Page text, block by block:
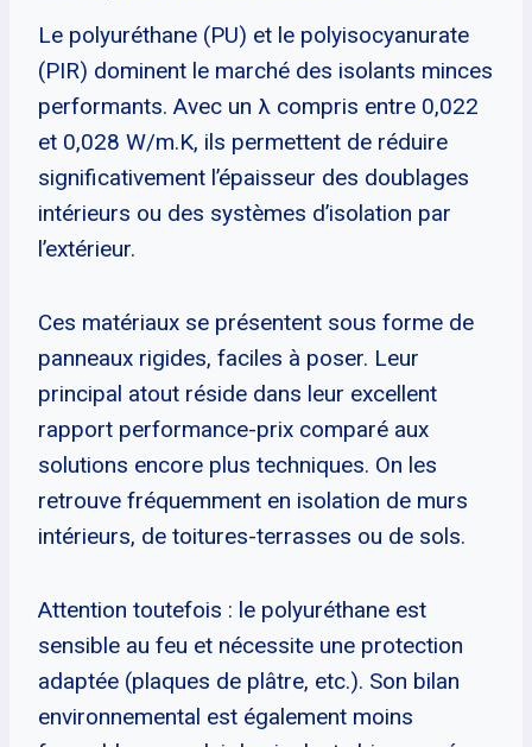
Le polyuréthane (PU) et le polyisocyanurate
(PIR) dominent le marché des isolants minces
performants. Avec un λ compris entre 0,022
et 0,028 W/m.K, ils permettent de réduire
significativement l’épaisseur des doublages
intérieurs ou des systèmes d’isolation par
l’extérieur.
Ces matériaux se présentent sous forme de
panneaux rigides, faciles à poser. Leur
principal atout réside dans leur excellent
rapport performance-prix comparé aux
solutions encore plus techniques. On les
retrouve fréquemment en isolation de murs
intérieurs, de toitures-terrasses ou de sols.
Attention toutefois : le polyuréthane est
sensible au feu et nécessite une protection
adaptée (plaques de plâtre, etc.). Son bilan
environnemental est également moins